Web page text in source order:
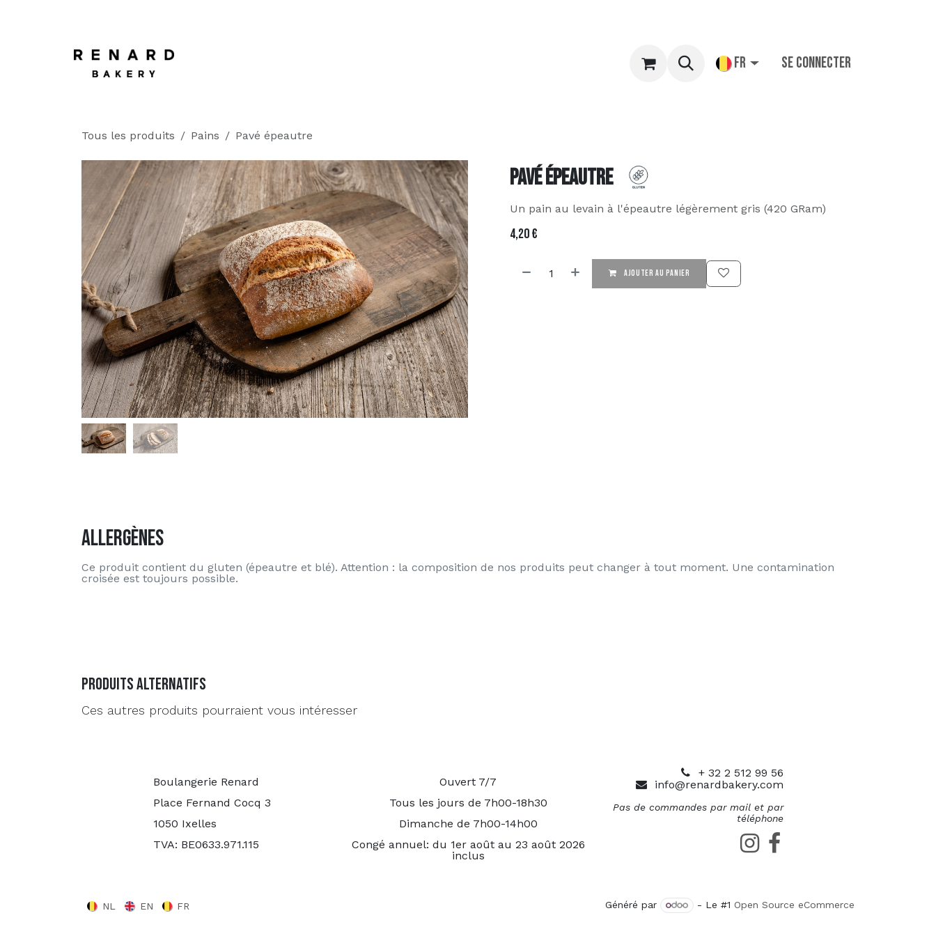
commander en ligne FR Se connecter
Tous les produits Pains Pavé épeautre
Pavé épeautre
Un pain au levain à l'épeautre légèrement gris (420 GRam)
4,20€
AJOUTER AU PANIER
Allergènes
Ce produit contient du gluten (épeautre et blé). Attention : la composition de nos produits peut changer à tout moment. Une contamination
croisée est toujours possible.
Produits alternatifs
Ces autres produits pourraient vous intéresser
Boulangerie Renard
Place Fernand Cocq 3
1050 Ixelles
TVA: BE0633.971.115
+ 32 2 512 99 56
info@renardbakery.com
Pas de commandes par mail et par
téléphone
Ouvert 7/7
Tous les jours de 7h00-18h30
Dimanche de 7h00-14h00
Congé annuel: du 1er août au 23 août 2026
inclus
NL EN FR Généré par - Le #1 Open Source eCommerce